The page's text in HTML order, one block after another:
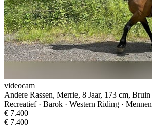
videocam
Andere Rassen, Merrie, 8 Jaar, 173 cm, Bruin
Recreatief · Barok · Western Riding · Mennen
€ 7.400
€ 7.400